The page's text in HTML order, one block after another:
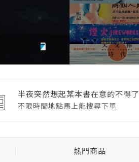
半夜突然想起某本書在意的不得了
不限時間地點馬上能搜尋下單
熱門商品